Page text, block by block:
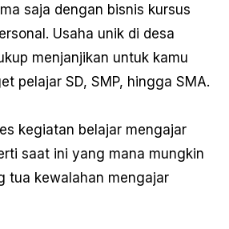
saja dengan bisnis kursus
Usaha unik di desa
menjanjikan untuk kamu
pelajar SD, SMP, hingga SMA.
kegiatan belajar mengajar
saat ini yang mana mungkin
tua kewalahan mengajar